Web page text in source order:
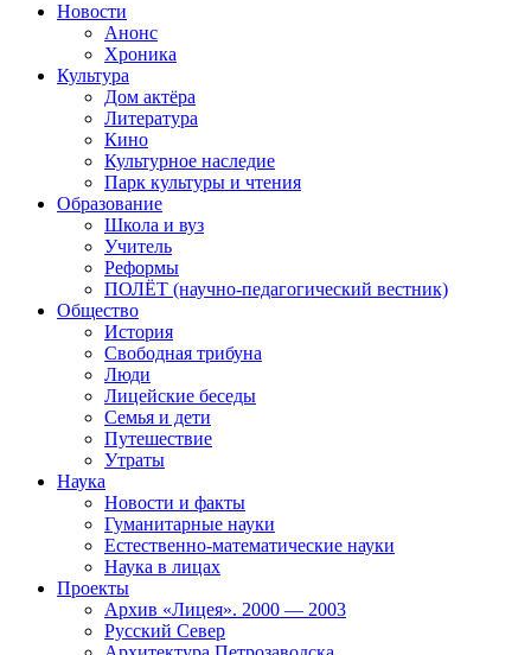
Новости
Анонс
Хроника
Культура
Дом актёра
Литература
Кино
Культурное наследие
Парк культуры и чтения
Образование
Школа и вуз
Учитель
Реформы
ПОЛЁТ (научно-педагогический вестник)
Общество
История
Свободная трибуна
Люди
Лицейские беседы
Семья и дети
Путешествие
Утраты
Наука
Новости и факты
Гуманитарные науки
Естественно-математические науки
Наука в лицах
Проекты
Архив «Лицея». 2000 — 2003
Русский Север